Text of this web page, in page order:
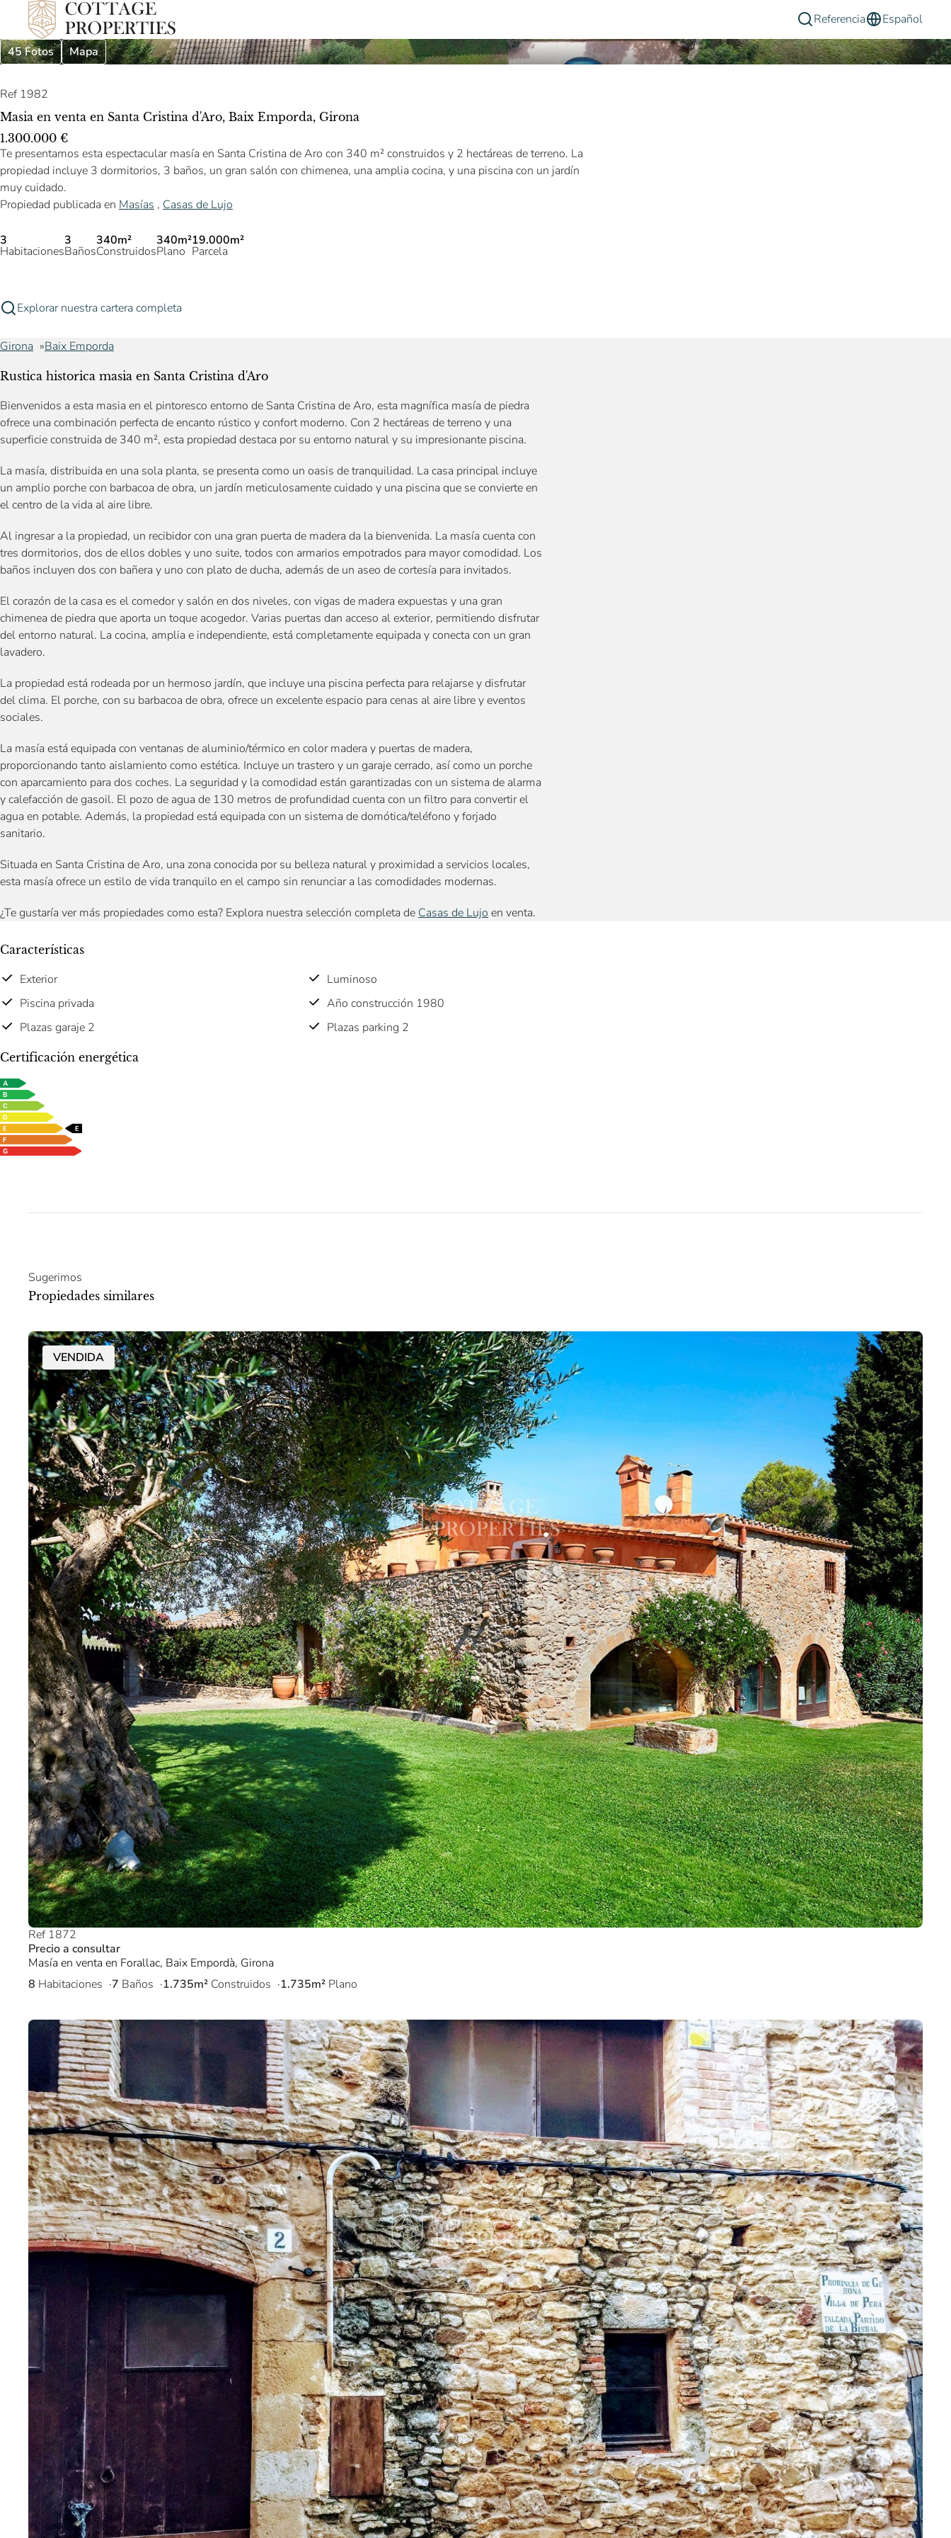
Referencia Español
45 Fotos Mapa
Ref 1982
Masia en venta en Santa Cristina d'Aro, Baix Emporda, Girona
1.300.000 €
Te presentamos esta espectacular masía en Santa Cristina de Aro con 340 m² construidos y 2 hectáreas de terreno. La
propiedad incluye 3 dormitorios, 3 baños, un gran salón con chimenea, una amplia cocina, y una piscina con un jardín
muy cuidado.
Propiedad publicada en Masías , Casas de Lujo
3
Habitaciones
3
Baños
340m²
Construidos
340m²
Plano
19.000m²
Parcela
Explorar nuestra cartera completa
Girona Baix Emporda
Rustica historica masia en Santa Cristina d'Aro
Bienvenidos a esta masia en el pintoresco entorno de Santa Cristina de Aro, esta magnífica masía de piedra
ofrece una combinación perfecta de encanto rústico y confort moderno. Con 2 hectáreas de terreno y una
superficie construida de 340 m², esta propiedad destaca por su entorno natural y su impresionante piscina.
La masía, distribuida en una sola planta, se presenta como un oasis de tranquilidad. La casa principal incluye
un amplio porche con barbacoa de obra, un jardín meticulosamente cuidado y una piscina que se convierte en
el centro de la vida al aire libre.
Al ingresar a la propiedad, un recibidor con una gran puerta de madera da la bienvenida. La masía cuenta con
tres dormitorios, dos de ellos dobles y uno suite, todos con armarios empotrados para mayor comodidad. Los
baños incluyen dos con bañera y uno con plato de ducha, además de un aseo de cortesía para invitados.
El corazón de la casa es el comedor y salón en dos niveles, con vigas de madera expuestas y una gran
chimenea de piedra que aporta un toque acogedor. Varias puertas dan acceso al exterior, permitiendo disfrutar
del entorno natural. La cocina, amplia e independiente, está completamente equipada y conecta con un gran
lavadero.
La propiedad está rodeada por un hermoso jardín, que incluye una piscina perfecta para relajarse y disfrutar
del clima. El porche, con su barbacoa de obra, ofrece un excelente espacio para cenas al aire libre y eventos
sociales.
La masía está equipada con ventanas de aluminio/térmico en color madera y puertas de madera,
proporcionando tanto aislamiento como estética. Incluye un trastero y un garaje cerrado, así como un porche
con aparcamiento para dos coches. La seguridad y la comodidad están garantizadas con un sistema de alarma
y calefacción de gasoil. El pozo de agua de 130 metros de profundidad cuenta con un filtro para convertir el
agua en potable. Además, la propiedad está equipada con un sistema de domótica/teléfono y forjado
sanitario.
Situada en Santa Cristina de Aro, una zona conocida por su belleza natural y proximidad a servicios locales,
esta masía ofrece un estilo de vida tranquilo en el campo sin renunciar a las comodidades modernas.
¿Te gustaría ver más propiedades como esta? Explora nuestra selección completa de Casas de Lujo en venta.
Características
Exterior
Luminoso
Piscina privada
Año construcción 1980
Plazas garaje 2
Plazas parking 2
Certificación energética
Sugerimos
Propiedades similares
VENDIDA
Ref 1872
Precio a consultar
Masía en venta en Forallac, Baix Empordà, Girona
8 Habitaciones 7 Baños 1.735m² Construidos 1.735m² Plano